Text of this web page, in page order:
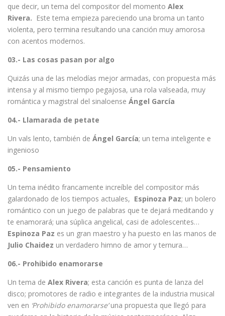
que decir, un tema del compositor del momento Alex
Rivera. Este tema empieza pareciendo una broma un tanto
violenta, pero termina resultando una canción muy amorosa
con acentos modernos.
03.- Las cosas pasan por algo
Quizás una de las melodías mejor armadas, con propuesta más
intensa y al mismo tiempo pegajosa, una rola valseada, muy
romántica y magistral del sinaloense Ángel García
04.- Llamarada de petate
Un vals lento, también de Ángel García; un tema inteligente e
ingenioso
05.- Pensamiento
Un tema inédito francamente increíble del compositor más
galardonado de los tiempos actuales, Espinoza Paz; un bolero
romántico con un juego de palabras que te dejará meditando y
te enamorará; una súplica angelical, casi de adolescentes…
Espinoza Paz es un gran maestro y ha puesto en las manos de
Julio Chaidez un verdadero himno de amor y ternura…
06.- Prohibido enamorarse
Un tema de Alex Rivera; esta canción es punta de lanza del
disco; promotores de radio e integrantes de la industria musical
ven en ‘Prohibido enamorarse’una propuesta que llegó para